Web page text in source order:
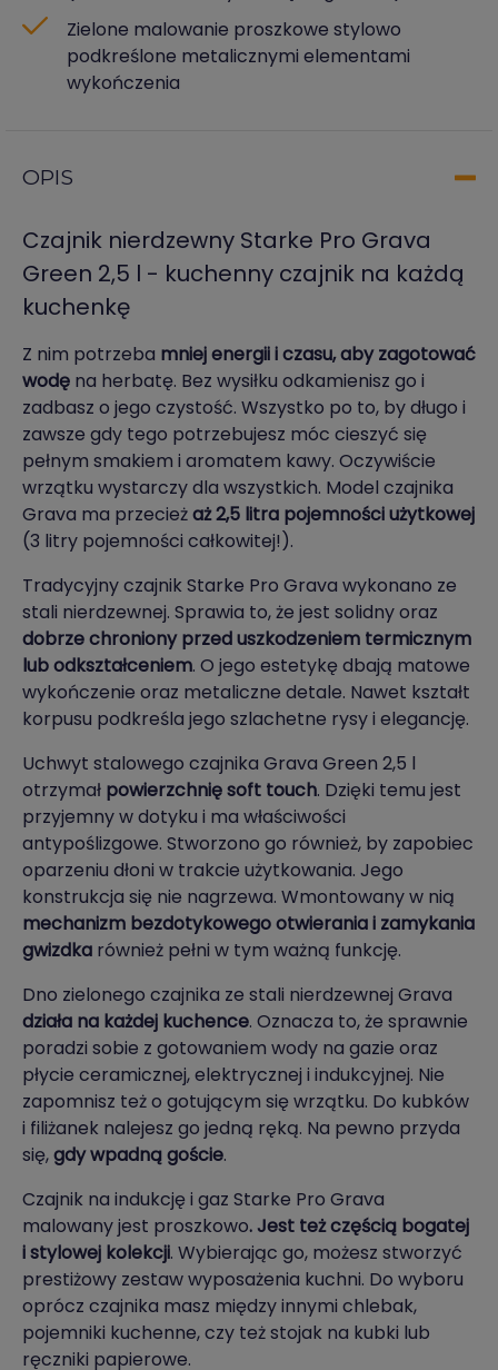
Zielone malowanie proszkowe stylowo
podkreślone metalicznymi elementami
wykończenia
OPIS
Czajnik nierdzewny Starke Pro Grava
Green 2,5 l - kuchenny czajnik na każdą
kuchenkę
Z nim potrzeba mniej energii i czasu, aby zagotować
wodę na herbatę. Bez wysiłku odkamienisz go i
zadbasz o jego czystość. Wszystko po to, by długo i
zawsze gdy tego potrzebujesz móc cieszyć się
pełnym smakiem i aromatem kawy. Oczywiście
wrzątku wystarczy dla wszystkich. Model czajnika
Grava ma przecieżaż 2,5 litra pojemności użytkowej
(3 litry pojemności całkowitej!).
Tradycyjny czajnik Starke Pro Grava wykonano ze
stali nierdzewnej. Sprawia to, że jest solidny oraz
dobrze chroniony przed uszkodzeniem termicznym
lub odkształceniem. O jego estetykę dbają matowe
wykończenie oraz metaliczne detale. Nawet kształt
korpusu podkreśla jego szlachetne rysy i elegancję.
Uchwyt stalowego czajnika Grava Green 2,5 l
otrzymał powierzchnię soft touch. Dzięki temu jest
przyjemny w dotyku i ma właściwości
antypoślizgowe. Stworzono go również, by zapobiec
oparzeniu dłoni w trakcie użytkowania. Jego
konstrukcja się nie nagrzewa. Wmontowany w nią
mechanizm bezdotykowego otwierania i zamykania
gwizdka również pełni w tym ważną funkcję.
Dno zielonego czajnika ze stali nierdzewnej Grava
działa na każdej kuchence. Oznacza to, że sprawnie
poradzi sobie z gotowaniem wody na gazie oraz
płycie ceramicznej, elektrycznej i indukcyjnej. Nie
zapomnisz też o gotującym się wrzątku. Do kubków
i filiżanek nalejesz go jedną ręką. Na pewno przyda
się,gdy wpadną goście.
Czajnik na indukcję i gaz Starke Pro Grava
malowany jest proszkowo. Jest też częścią bogatej
i stylowej kolekcji. Wybierając go, możesz stworzyć
prestiżowy zestaw wyposażenia kuchni. Do wyboru
oprócz czajnika masz między innymi chlebak,
pojemniki kuchenne, czy też stojak na kubki lub
ręczniki papierowe.